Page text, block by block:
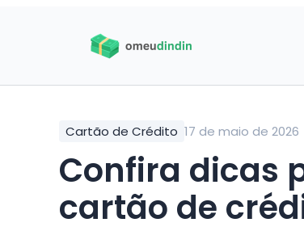
Cartão de Crédito 17 de maio de 2026
Confira dicas
cartão de